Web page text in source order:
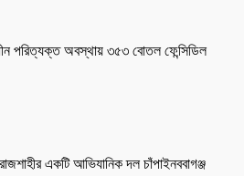
পরিত্যক্ত অবস্থায় ৩৫৩ বোতল ফেন্সিডিল
একটি আভিযানিক দল চাঁপাইনববাগঞ্জ